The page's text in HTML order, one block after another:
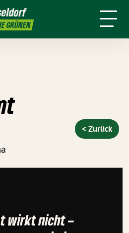
GRÜNEN
Presse
Termine Mitmachen
< Zurück
wirkt nicht –